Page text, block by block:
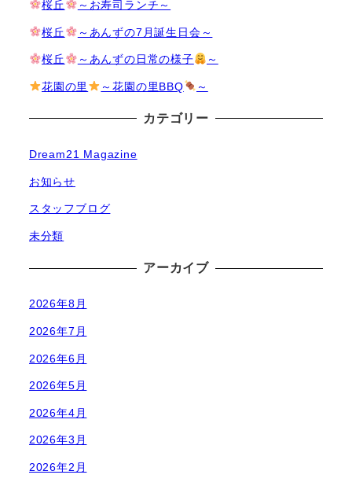
桜丘 ～お寿司ランチ～
桜丘 ～あんずの7月誕生日会～
桜丘 ～あんずの日常の様子 ～
花園の里 ～花園の里BBQ ～
カテゴリー
Dream21 Magazine
お知らせ
スタッフブログ
未分類
アーカイブ
2026年8月
2026年7月
2026年6月
2026年5月
2026年4月
2026年3月
2026年2月